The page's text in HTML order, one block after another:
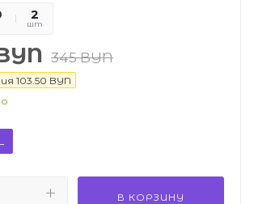
02
шт
345BYN
103.50 BYN
В КОРЗИНУ